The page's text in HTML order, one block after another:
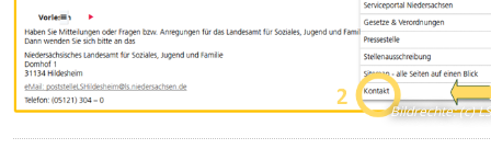
Bildrechte:(c)